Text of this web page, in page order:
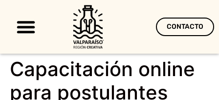
CONTACTO
Capacitación online
para postulantes